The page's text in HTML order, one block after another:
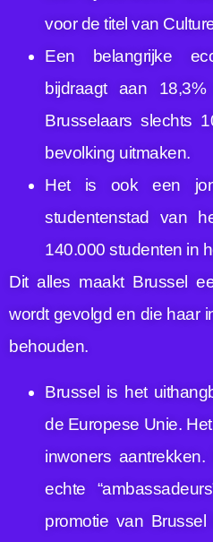
voor de titel van
Een belangrijke
bijdraagt aan
Brusselaars slechts
bevolking uitmaken.
Het is ook een
studentenstad van
140.000 studenten in
Dit alles maakt Brussel
wordt gevolgd en die haar
behouden.
Brussel is het
de Europese Unie.
inwoners
echte
promotie van